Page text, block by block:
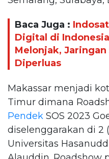
Baca Juga :
Digital di
Melonjak, Jaringan
Diperluas
Makassar menjadi
Timur dimana
Pendek SOS 2023
diselenggarakan di 2
Universitas